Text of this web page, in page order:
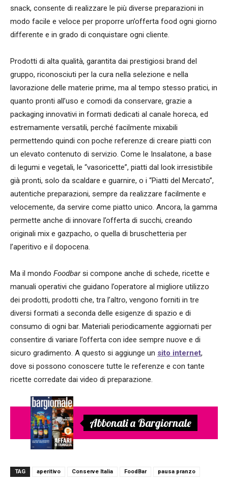
snack, consente di realizzare le più diverse preparazioni in
modo facile e veloce per proporre un’offerta food ogni giorno
differente e in grado di conquistare ogni cliente.
Prodotti di alta qualità, garantita dai prestigiosi brand del
gruppo, riconosciuti per la cura nella selezione e nella
lavorazione delle materie prime, ma al tempo stesso pratici, in
quanto pronti all’uso e comodi da conservare, grazie a
packaging innovativi in formati dedicati al canale horeca, ed
estremamente versatili, perché facilmente mixabili
permettendo quindi con poche referenze di creare piatti con
un elevato contenuto di servizio. Come le Insalatone, a base
di legumi e vegetali, le “vasoricette”, piatti dal look irresistibile
già pronti, solo da scaldare e guarnire, o i “Piatti del Mercato”,
autentiche preparazioni, sempre da realizzare facilmente e
velocemente, da servire come piatto unico. Ancora, la gamma
permette anche di innovare l’offerta di succhi, creando
originali mix e gazpacho, o quella di bruschetteria per
l’aperitivo e il dopocena.
Ma il mondo Foodbarsi compone anche di schede, ricette e
manuali operativi che guidano l’operatore al migliore utilizzo
dei prodotti, prodotti che, tra l’altro, vengono forniti in tre
diversi formati a seconda delle esigenze di spazio e di
consumo di ogni bar. Materiali periodicamente aggiornati per
consentire di variare l’offerta con idee sempre nuove e di
sicuro gradimento. A questo si aggiunge un sito internet,
dove si possono conoscere tutte le referenze e con tante
ricette corredate dai video di preparazione.
Abbonati a Bargiornale
TAG aperitivo Conserve Italia FoodBar pausa pranzo